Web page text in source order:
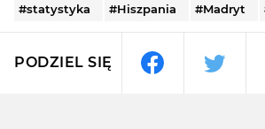
#statystyka #Hiszpania #Madryt
PODZIEL SIĘ